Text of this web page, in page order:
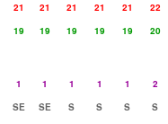
21 21 21 21 21 22
19 19 19 19 19 20
1 1 1 1 1 2
SE SE S S S S